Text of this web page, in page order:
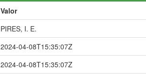
Valor
PIRES, I. E.
2024-04-08T15:35:07Z
2024-04-08T15:35:07Z